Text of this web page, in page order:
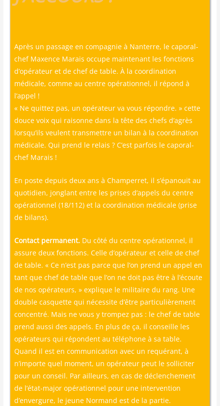
Après un passage en compagnie à Nanterre, le caporal-
chef Maxence Marais occupe maintenant les fonctions
d’opérateur et de chef de table. À la coordination
médicale, comme au centre opérationnel, il répond à
l’appel !
« Ne quit­tez pas, un opé­ra­teur va vous répondre. » cette
douce voix qui rai­sonne dans la tête des chefs d’agrès
lorsqu’ils veulent trans­mettre un bilan à la coor­di­na­tion
médi­cale. Qui prend le relais ? C’est par­fois le capo­ral-
chef Marais !
En poste depuis deux ans à Cham­per­ret, il s’épanouit au
quo­ti­dien, jon­glant entre les prises d’appels du centre
opé­ra­tion­nel (18/​112) et la coor­di­na­tion médi­cale (prise
de bilans).
Contact per­ma­nent. Du côté du centre opé­ra­tion­nel, il
assure deux fonc­tions. Celle d’opérateur et celle de chef
de table. « Ce n’est pas parce que l’on prend un appel en
tant que chef de table que l’on ne doit pas être à l’écoute
de nos opé­ra­teurs, » explique le mili­taire du rang. Une
double cas­quette qui néces­site d’être par­ti­cu­liè­re­ment
concen­tré. Mais ne vous y trom­pez pas : le chef de table
prend aus­si des appels. En plus de ça, il conseille les
opé­ra­teurs qui répondent au télé­phone à sa table.
Quand il est en com­mu­ni­ca­tion avec un requé­rant, à
n’importe quel moment, un opé­ra­teur peut le sol­li­ci­ter
pour un conseil. Par ailleurs, en cas de déclen­che­ment
de l’état-major opé­ra­tion­nel pour une inter­ven­tion
d’envergure, le jeune Nor­mand est de la partie.